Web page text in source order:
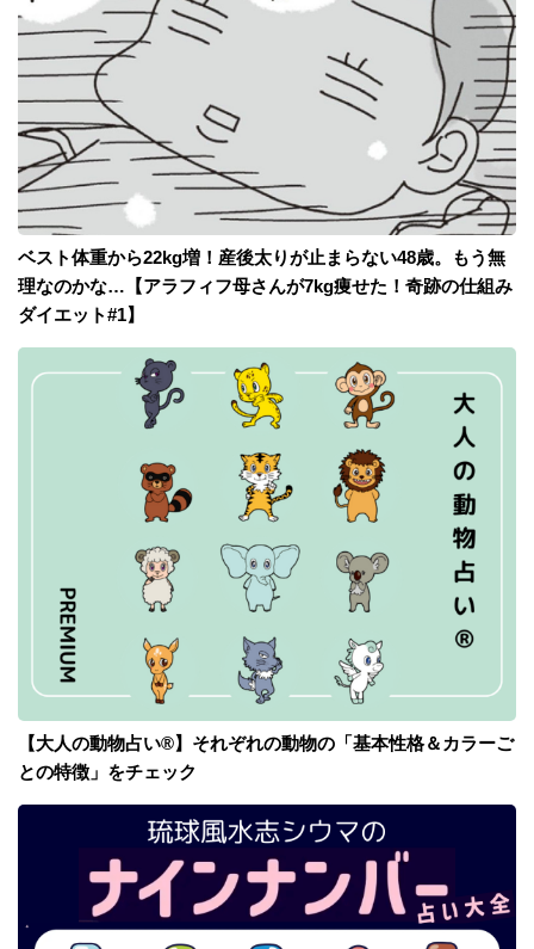
ベスト体重から22kg増！産後太りが止まらない48歳。もう無
理なのかな…【アラフィフ母さんが7kg痩せた！奇跡の仕組み
ダイエット#1】
【大人の動物占い®】それぞれの動物の「基本性格＆カラーご
との特徴」をチェック